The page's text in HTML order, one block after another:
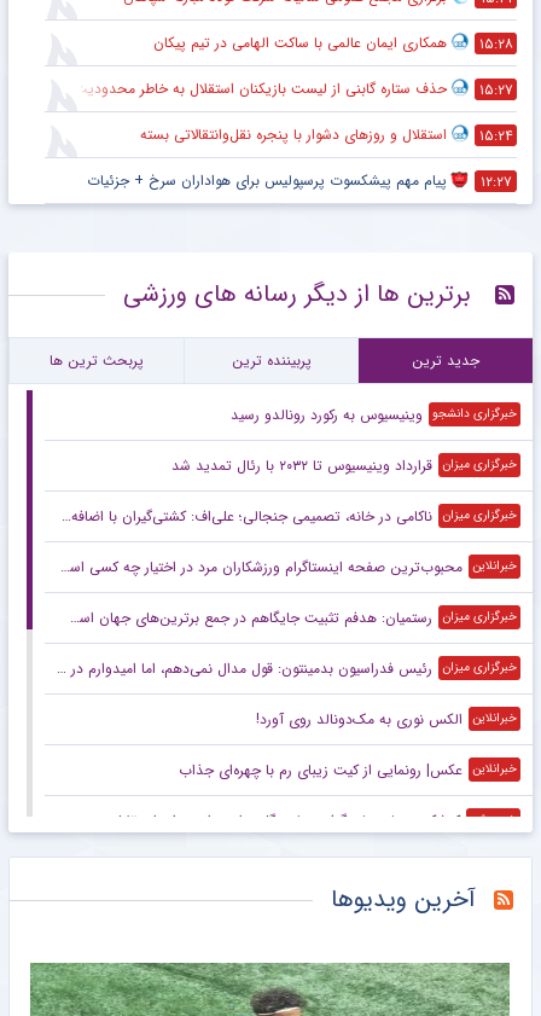
۱۵:۲۸ همکاری ایمان عالمی با ساکت الهامی در تیم پیکان
۱۵:۲۷ حذف ستاره گابنی از لیست بازیکنان استقلال به خاطر محدودیت نقل‌وانتقالاتی
۱۵:۲۴ استقلال و روزهای دشوار با پنجره نقل‌وانتقالاتی بسته
۱۲:۲۷ پیام مهم پیشکسوت پرسپولیس برای هواداران سرخ + جزئیات
برترین ها از دیگر رسانه های ورزشی
جدید ترین پربیننده ترین پربحث ترین ها
خبرگزاری دانشجو وینیسیوس به رکورد رونالدو رسید
خبرگزاری میزان قرارداد وینیسیوس تا ۲۰۳۲ با رئال‌ تمدید شد
خبرگزاری میزان ناکامی در خانه، تصمیمی جنجالی؛ علی‌اف: کشتی‌گیران با اضافه‌وزن از تیم ملی اخراج می‌شوند!
خبرانلاین محبوب‌ترین صفحه اینستاگرام ورزشکاران مرد در اختیار چه کسی است؟
خبرگزاری میزان رستمیان: هدفم تثبیت جایگاهم در جمع برترین‌های جهان است/ برای درخشش در هر دو ماده آماده می‌شوم
خبرگزاری میزان رئیس فدراسیون بدمینتون: قول مدال نمی‌دهم، اما امیدوارم در ناگویا و داکار اتفاقات خوبی بیفتد/ هدف اصلی ما کسب سهمیه المپیک لس‌آنجلس است
خبرانلاین الکس نوری به مک‌دونالد روی آورد!
خبرانلاین عکس| رونمایی از کیت زیبای رم با چهره‌ای جذاب
خبرورزشی کوشکی دوباره جان گرفت؛ پاس گل و امیدواری برای استقلال
خبرورزشی اخراج میلاد محمدی در اولین بازی فیکس
آخرین ویدیوها